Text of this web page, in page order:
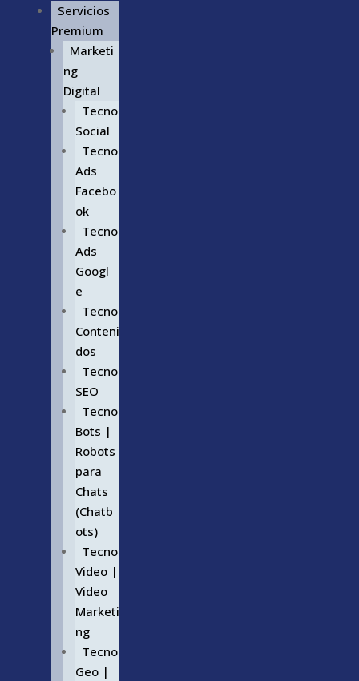
Servicios
Premium
Marketi
ng
Digital
Tecno
Social
Tecno
Ads
Facebo
ok
Tecno
Ads
Googl
e
Tecno
Conteni
dos
Tecno
SEO
Tecno
Bots |
Robots
para
Chats
(Chatb
ots)
Tecno
Video |
Video
Marketi
ng
Tecno
Geo |